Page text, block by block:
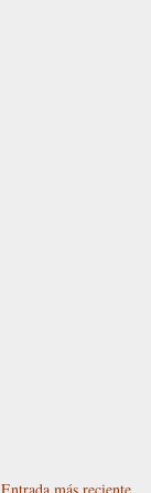
Entrada más reciente